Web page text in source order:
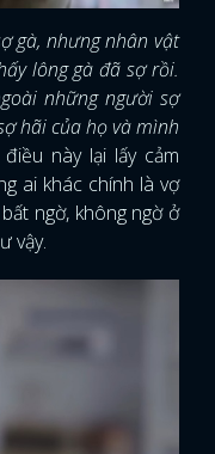
gà, nhưng nhân vật
lông gà đã sợ rồi.
những người sợ
hãi của họ và mình
này lại lấy cảm
ai khác chính là vợ
ngờ, không ngờ ở
vậy.